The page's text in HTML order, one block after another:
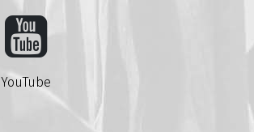
YouTube